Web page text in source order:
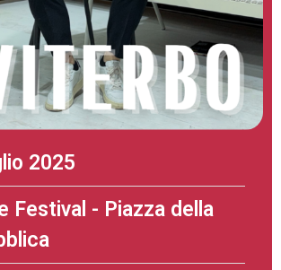
2025
Festival - Piazza della